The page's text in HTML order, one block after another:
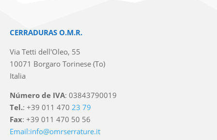
CERRADURAS O.M.R.
Via Tetti dell'Oleo, 55
10071 Borgaro Torinese (To)
Italia
Número de IVA: 03843790019
Tel.: +39 011 470 23 79
Fax: +39 011 470 50 56
Email:info@omrserrature.it